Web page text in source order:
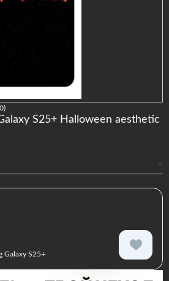
S25+ Halloween aesthetic
Galaxy S25+